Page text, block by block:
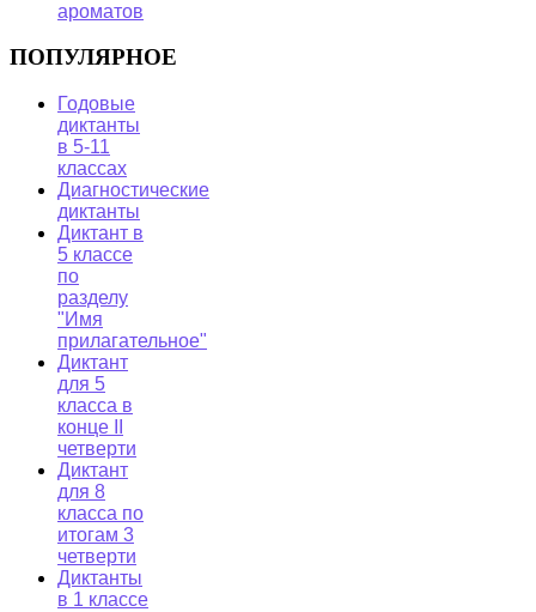
ароматов
ПОПУЛЯРНОЕ
Годовые
диктанты
в 5-11
классах
Диагностические
диктанты
Диктант в
5 классе
по
разделу
"Имя
прилагательное"
Диктант
для 5
класса в
конце II
четверти
Диктант
для 8
класса по
итогам 3
четверти
Диктанты
в 1 классе